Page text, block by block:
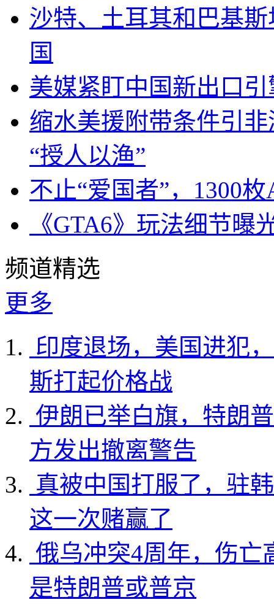
沙特、土耳其和巴基
国
美媒紧盯中国新出口
缩水美援附带条件引
“授人以渔”
不止“爱国者”，1300
《GTA6》玩法细节
频道精选
更多
印度退场，美国进犯
斯打起价格战
伊朗已举白旗，特朗
方发出撤离警告
真被中国打服了，驻
这一次赌赢了
俄乌冲突4周年，伤亡
是特朗普或普京